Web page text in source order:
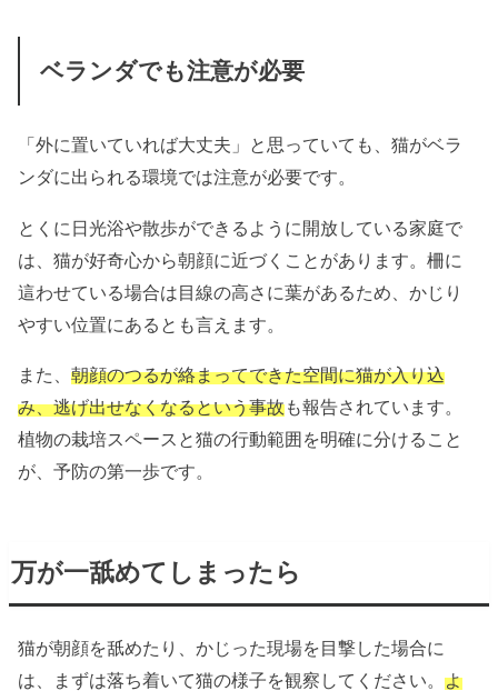
ベランダでも注意が必要
「外に置いていれば大丈夫」と思っていても、猫がベラ
ンダに出られる環境では注意が必要です。
とくに日光浴や散歩ができるように開放している家庭で
は、猫が好奇心から朝顔に近づくことがあります。柵に
這わせている場合は目線の高さに葉があるため、かじり
やすい位置にあるとも言えます。
また、朝顔のつるが絡まってできた空間に猫が入り込
み、逃げ出せなくなるという事故も報告されています。
植物の栽培スペースと猫の行動範囲を明確に分けること
が、予防の第一歩です。
万が一舐めてしまったら
猫が朝顔を舐めたり、かじった現場を目撃した場合に
は、まずは落ち着いて猫の様子を観察してください。よ